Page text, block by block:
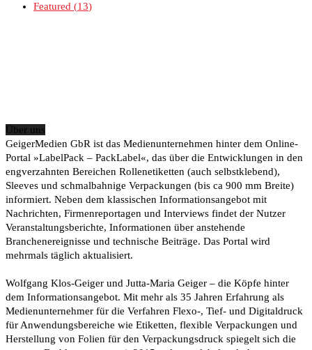
Featured
13
Über uns
GeigerMedien GbR ist das Medienunternehmen hinter dem Online-
Portal »LabelPack – PackLabel«, das über die Entwicklungen in den
engverzahnten Bereichen Rollenetiketten (auch selbstklebend),
Sleeves und schmalbahnige Verpackungen (bis ca 900 mm Breite)
informiert. Neben dem klassischen Informationsangebot mit
Nachrichten, Firmenreportagen und Interviews findet der Nutzer
Veranstaltungsberichte, Informationen über anstehende
Branchenereignisse und technische Beiträge. Das Portal wird
mehrmals täglich aktualisiert.
Wolfgang Klos-Geiger und Jutta-Maria Geiger – die Köpfe hinter
dem Informationsangebot. Mit mehr als 35 Jahren Erfahrung als
Medienunternehmer für die Verfahren Flexo-, Tief- und Digitaldruck
für Anwendungsbereiche wie Etiketten, flexible Verpackungen und
Herstellung von Folien für den Verpackungsdruck spiegelt sich die